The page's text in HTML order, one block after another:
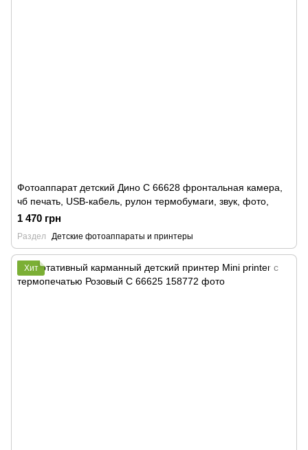
Фотоаппарат детский Дино C 66628 фронтальная камера,
чб печать, USB-кабель, рулон термобумаги, звук, фото,
1 470 грн
Раздел Детские фотоаппараты и принтеры
Хит